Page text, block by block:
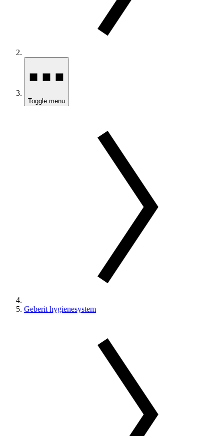
Toggle menu
Geberit hygienesystem